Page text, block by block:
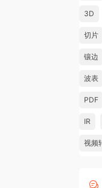
3D
切片
镶边
波表
PDF
IR
视频